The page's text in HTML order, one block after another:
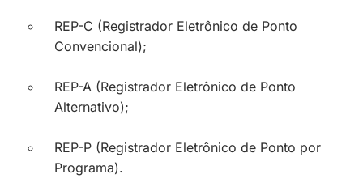
REP-C (Registrador Eletrônico de Ponto
Convencional);
REP-A (Registrador Eletrônico de Ponto
Alternativo);
REP-P (Registrador Eletrônico de Ponto por
Programa).